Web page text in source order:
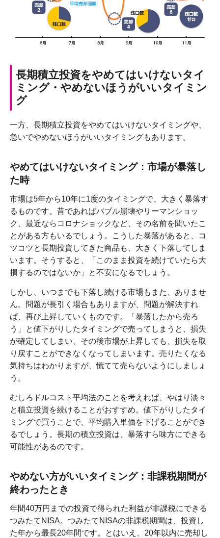
長期積立投資をやめてはいけないタイ
ミング・やめないほうがいいタイミン
グ
一方、長期積立投資をやめてはいけないタイミングや、
急いでやめないほうがいいタイミングもあります。
やめてはいけないタイミング：市場が暴落し
た時
市場は5年から10年に1度のタイミングで、大きく暴落す
るものです。昔であればバブル崩壊やリーマンショッ
ク、最近ならコロナショックなど、その名前を聞いたこ
とがある方もいるでしょう。こうした暴落があると、コ
ツコツと長期投資してきた商品も、大きく下落してしま
います。そうすると、「このまま投資を続けていたら大
損するのではないか」と不安になるでしょう。
しかし、いつまでも下落し続ける市場もまた、ありませ
ん。問題が長引く場合もありますが、問題が解決すれ
ば、再び上昇していくものです。「暴落したから売ろ
う」と値下がりしたタイミングで売ってしまうと、損失
が確定してしまい、その後市場が上昇しても、損失を取
り戻すことができなくなってしまいます。売りたくなる
気持ちはわかりますが、慌てて売らないようにしましょ
う。
むしろドルコスト平均法のことを考えれば、やはり淡々
と積立投資を続けることがおすすめ。値下がりしたタイ
ミングで買うことで、平均購入単価を下げることができ
るでしょう。長期の積立投資は、暴落すら味方にできる
可能性があるのです。
やめない方がいいタイミング：非課税期間が
終わったとき
年間40万円までの投資で得られた利益が非課税にできる
つみたて NISA。つみたてNISAの非課税期間は、投資し
た年から最長20年間です。とはいえ、20年以内に売却し